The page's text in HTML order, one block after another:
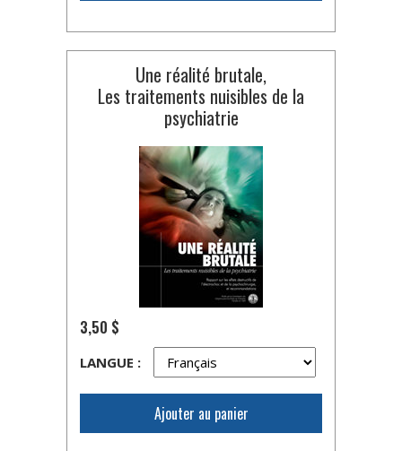
Une réalité brutale,
Les traitements nuisibles de la
psychiatrie
3,50 $
LANGUE :
Ajouter au panier